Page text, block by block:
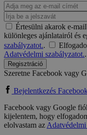
Értesülni akarok e-
különleges ajánlatairól és
szabályzatot..
Adatvédelmi szabályzatot..
Regisztráció
Szeretne Facebook vagy
Bejelentkezés
Facebook vagy Google
kijelentem, hogy
elolvastam azAdatvédelmi